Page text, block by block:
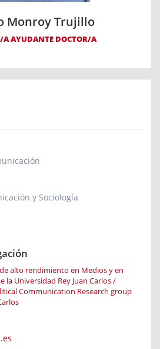
Monroy Trujillo
A AYUDANTE DOCTOR/A
y Sociología
alto rendimiento en Medios y en
la Universidad Rey Juan Carlos /
Communication Research group